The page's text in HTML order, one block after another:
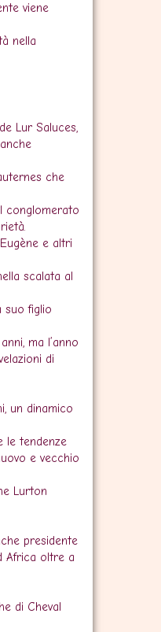
viene
nella
Lur Saluces,
che
conglomerato
e altri
scalata al
suo figlio
ma l’anno
di
un dinamico
le tendenze
e vecchio
Lurton
presidente
Africa oltre a
di Cheval